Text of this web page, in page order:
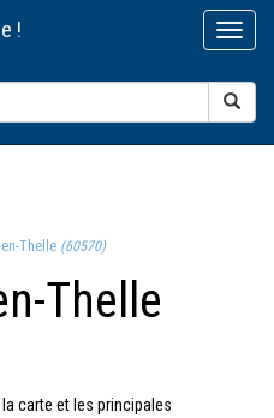
!
Thelle (60570)
Thelle
carte et les principales